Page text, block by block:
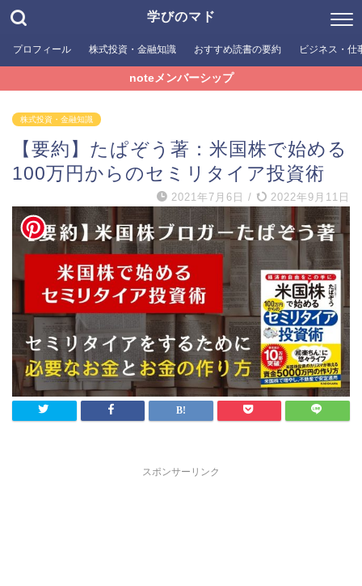
学びのマド
プロフィール 株式投資・金融知識 おすすめ読書の要約 ビジネス・仕
noteメンバーシップ
株式投資・金融知識
【要約】たぱぞう著：米国株で始める
100万円からのセミリタイア投資術
2021年7月6日 / 2022年9月11日
スポンサーリンク